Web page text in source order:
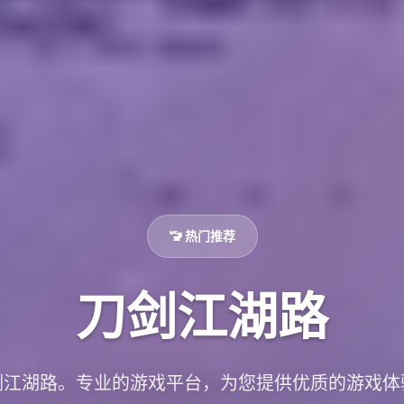
🚾 热门推荐
刀剑江湖路
湖路。专业的游戏平台，为您提供优质的游戏